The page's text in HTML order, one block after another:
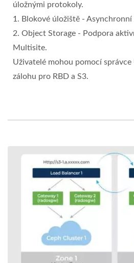
úložnými protokoly.
1. Blokové úložiště - Asynchronní
2. Object Storage - Podpora
Multisite.
Uživatelé mohou pomocí
zálohu pro RBD a S3.